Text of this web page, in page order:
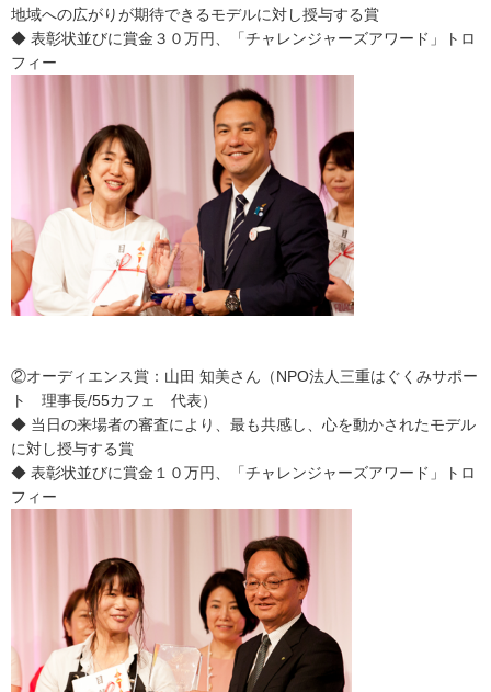
地域への広がりが期待できるモデルに対し授与する賞
◆ 表彰状並びに賞金３０万円、「チャレンジャーズアワード」トロ
フィー
②オーディエンス賞：山田 知美さん（NPO法人三重はぐくみサポー
ト 理事長/55カフェ 代表）
◆ 当日の来場者の審査により、最も共感し、心を動かされたモデル
に対し授与する賞
◆ 表彰状並びに賞金１０万円、「チャレンジャーズアワード」トロ
フィー